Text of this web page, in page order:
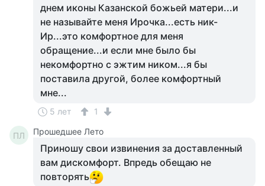
днем иконы Казанской божьей матери...и
не называйте меня Ирочка...есть ник-
Ир...это комфортное для меня
обращение...и если мне было бы
некомфортно с эжтим ником...я бы
поставила другой, более комфортный
мне...
5 лет 1
ПЛ Прошедшее Лето
Приношу свои извинения за доставленный
вам дискомфорт. Впредь обещаю не
повторять